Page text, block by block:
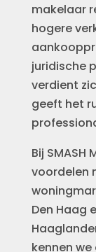
makelaar
hogere
juridische
verdient
geeft het
Bij
voordelen
Den Haag
kennen